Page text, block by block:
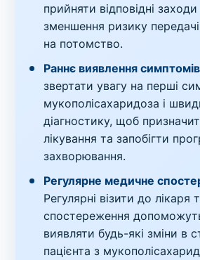
прийняти відповідні
зменшення ризику
на потомство.
Раннє виявлення
звертати увагу на перші
мукополісахаридоза і
діагностику, щоб
лікування та запобігти
захворювання.
Регулярне медичне
Регулярні візити до лікаря
спостереження
виявляти будь-які зміни в
пацієнта з